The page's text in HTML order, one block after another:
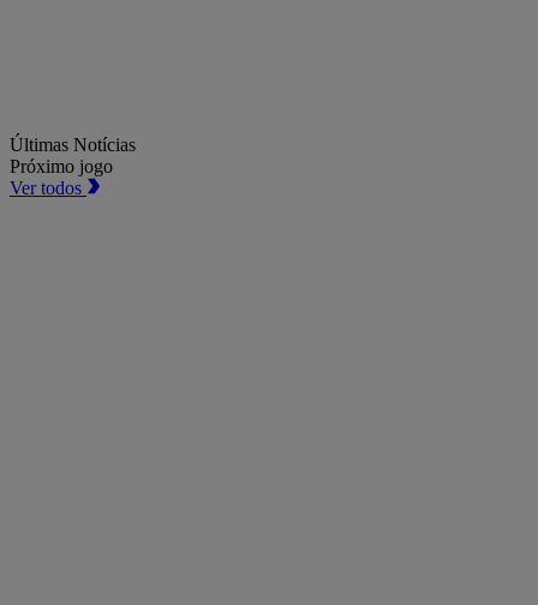
Últimas Notícias
Próximo jogo
Ver todos